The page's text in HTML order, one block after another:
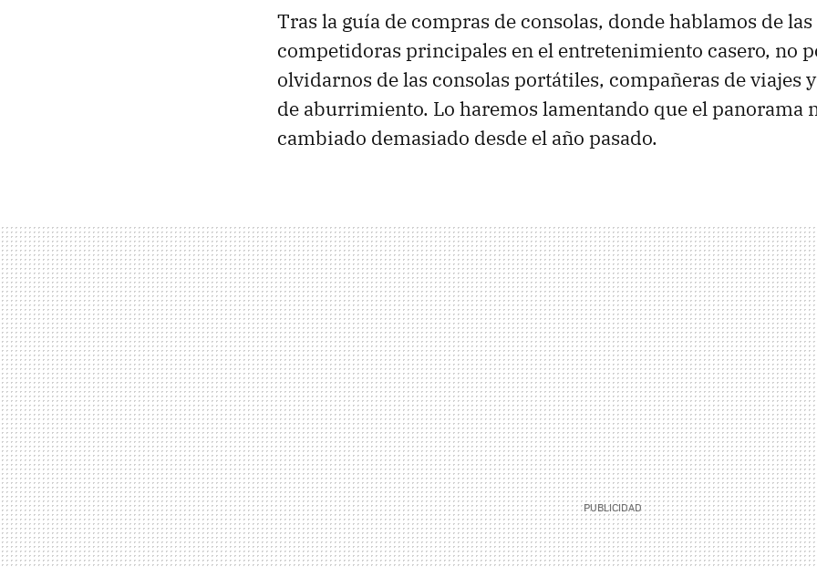
Tras la guía de compras de consolas, donde hablamos de las
competidoras principales en el entretenimiento casero, no
olvidarnos de las consolas portátiles, compañeras de viajes
de aburrimiento. Lo haremos lamentando que el panorama
cambiado demasiado desde el año pasado.